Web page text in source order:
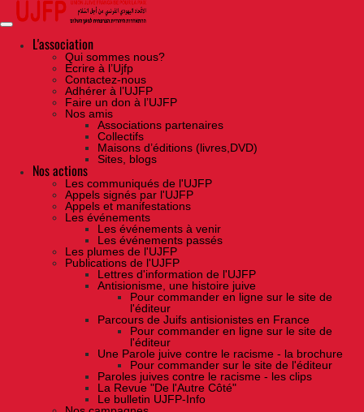
Skip
the
contentL'association
Qui sommes nous?
Ecrire à l’Ujfp
Contactez-nous
Adhérer à l’UJFP
Faire un don à l’UJFP
Nos amis
Associations partenaires
Collectifs
Maisons d’éditions (livres,DVD)
Sites, blogs
Nos actions
Les communiqués de l'UJFP
Appels signés par l'UJFP
Appels et manifestations
Les événements
Les événements à venir
Les événements passés
Les plumes de l'UJFP
Publications de l'UJFP
Lettres d'information de l'UJFP
Antisionisme, une histoire juive
Pour commander en ligne sur le site de
l'éditeur
Parcours de Juifs antisionistes en France
Pour commander en ligne sur le site de
l'éditeur
Une Parole juive contre le racisme - la brochure
Pour commander sur le site de l'éditeur
Paroles juives contre le racisme - les clips
La Revue "De l'Autre Côté"
Le bulletin UJFP-Info